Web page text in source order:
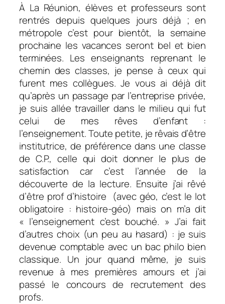
À La Réunion, élèves et professeurs sont
rentrés depuis quelques jours déjà ; en
métropole c’est pour bientôt, la semaine
prochaine les vacances seront bel et bien
terminées. Les enseignants reprenant le
chemin des classes, je pense à ceux qui
furent mes collègues. Je vous ai déjà dit
qu’après un passage par l’entreprise privée,
je suis allée travailler dans le milieu qui fut
celui de mes rêves d’enfant :
l’enseignement.Toute petite, je rêvais d’être
institutrice, de préférence dans une classe
de C.P., celle qui doit donner le plus de
satisfaction car c’est l’année de la
découverte de la lecture. Ensuite j’ai rêvé
d’être prof d’histoire (avec géo, c’est le lot
obligatoire : histoire-géo) mais on m’a dit
« l’enseignement c’est bouché. » J’ai fait
d’autres choix (un peu au hasard) : je suis
devenue comptable avec un bac philo bien
classique. Un jour quand même, je suis
revenue à mes premières amours et j’ai
passé le concours de recrutement des
profs.